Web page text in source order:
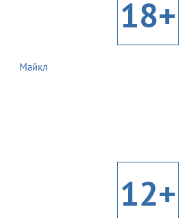
18+
Майкл
12+